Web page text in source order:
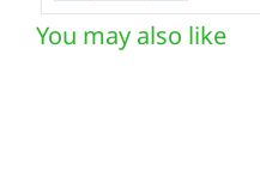
You may also like